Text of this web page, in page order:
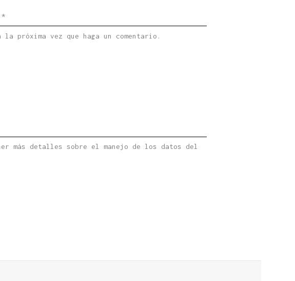
próxima vez que haga un comentario.
más detalles sobre el manejo de los datos del